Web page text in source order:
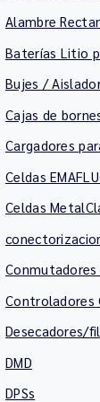
Alambre
Baterías Litio
Bujes /
Cajas de
Cargadores
Celdas
Celdas
Conmutadores
Controladores
Desecadores/
DMD
DPSs